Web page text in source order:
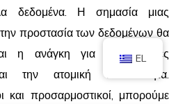
δεδομένα. Η σημασία μιας
προστασία των δεδομένων θα
η ανάγκη για τεχνολογικές
την ατομική ιδιωτικότητα.
και προσαρμοστικοί, μπορούμε
EL